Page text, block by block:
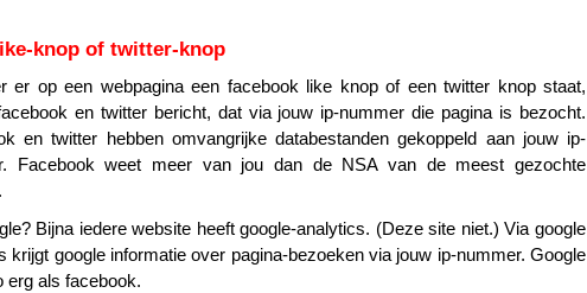
knop of twitter-knop
er op een webpagina een facebook like knop of een twitter knop staat,
en twitter bericht, dat via jouw ip-nummer die pagina is bezocht.
en twitter hebben omvangrijke databestanden gekoppeld aan jouw ip-
Facebook weet meer van jou dan de NSA van de meest gezochte
Bijna iedere website heeft google-analytics. (Deze site niet.) Via google
krijgt google informatie over pagina-bezoeken via jouw ip-nummer. Google
erg als facebook.